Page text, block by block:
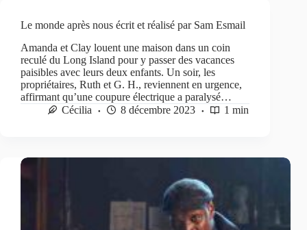
Le monde après nous écrit et réalisé par Sam Esmail
Amanda et Clay louent une maison dans un coin
reculé du Long Island pour y passer des vacances
paisibles avec leurs deux enfants. Un soir, les
propriétaires, Ruth et G. H., reviennent en urgence,
affirmant qu’une coupure électrique a paralysé…
Cécilia
8 décembre 2023 1 min